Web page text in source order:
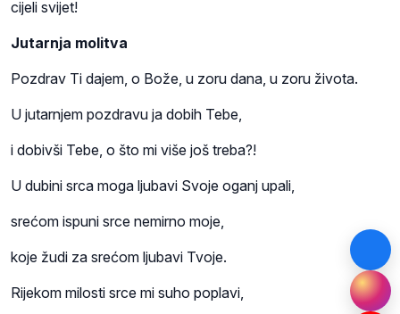
cijeli svijet!
Jutarnja molitva
Pozdrav Ti dajem, o Bože, u zoru dana, u zoru života.
U jutarnjem pozdravu ja dobih Tebe,
i dobivši Tebe, o što mi više još treba?!
U dubini srca moga ljubavi Svoje oganj upali,
srećom ispuni srce nemirno moje,
koje žudi za srećom ljubavi Tvoje.
Rijekom milosti srce mi suho poplavi,